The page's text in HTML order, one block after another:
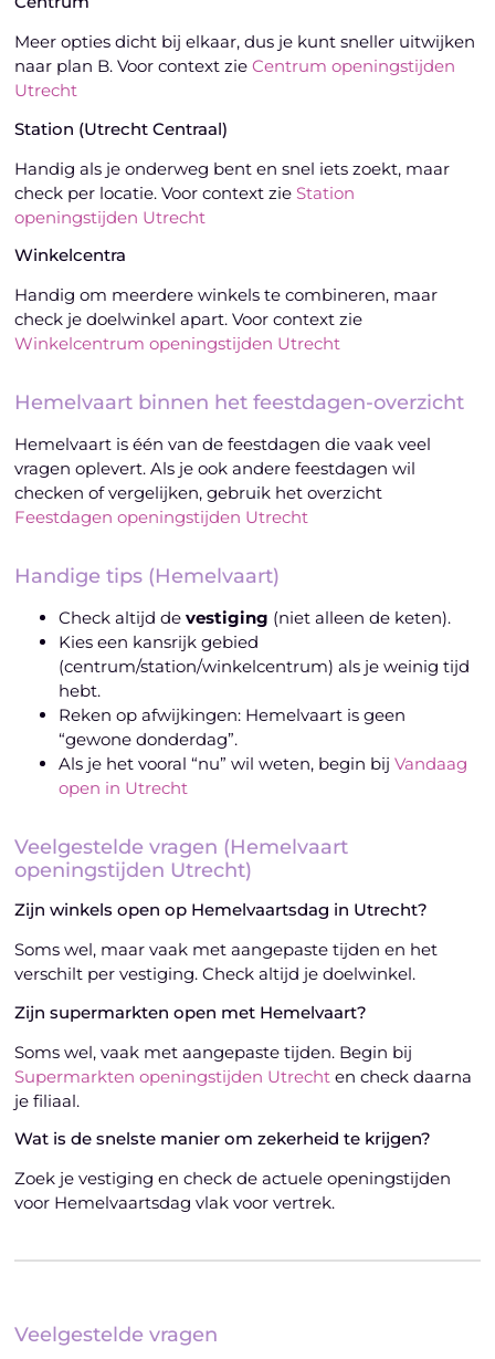
Meer opties dicht bij elkaar, dus je kunt sneller uitwijken
naar plan B. Voor context zieCentrum openingstijden
Utrecht
Station (Utrecht Centraal)
Handig als je onderweg bent en snel iets zoekt, maar
check per locatie. Voor context zie Station
openingstijden Utrecht
Winkelcentra
Handig om meerdere winkels te combineren, maar
check je doelwinkel apart. Voor context zie
Winkelcentrum openingstijden Utrecht
Hemelvaart binnen het feestdagen-overzicht
Hemelvaart is één van de feestdagen die vaak veel
vragen oplevert. Als je ook andere feestdagen wil
checken of vergelijken, gebruik het overzicht
Feestdagen openingstijden Utrecht
Handige tips (Hemelvaart)
Check altijd devestiging (niet alleen de keten).
Kies een kansrijk gebied
(centrum/station/winkelcentrum) als je weinig tijd
hebt.
Reken op afwijkingen: Hemelvaart is geen
“gewone donderdag”.
Als je het vooral “nu” wil weten, begin bijVandaag
open in Utrecht
Veelgestelde vragen (Hemelvaart
openingstijden Utrecht)
Zijn winkels open op Hemelvaartsdag in Utrecht?
Soms wel, maar vaak met aangepaste tijden en het
verschilt per vestiging. Check altijd je doelwinkel.
Zijn supermarkten open met Hemelvaart?
Soms wel, vaak met aangepaste tijden. Begin bij
Supermarkten openingstijden Utrecht en check daarna
je filiaal.
Wat is de snelste manier om zekerheid te krijgen?
Zoek je vestiging en check de actuele openingstijden
voor Hemelvaartsdag vlak voor vertrek.
Veelgestelde vragen